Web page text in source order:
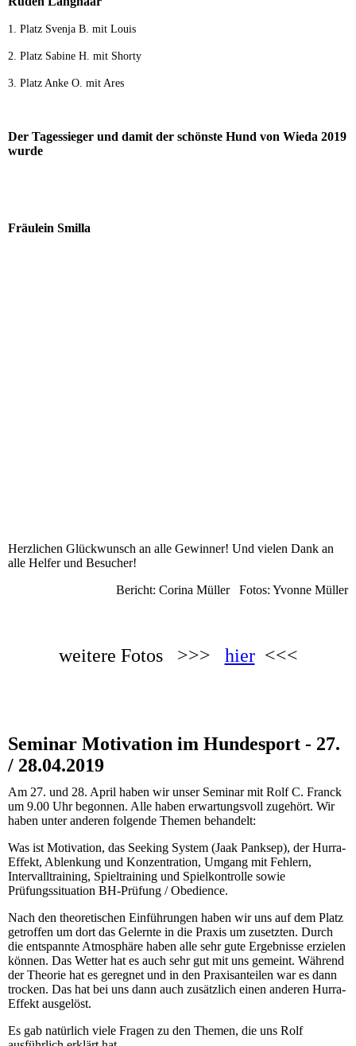
1. Platz Svenja B. mit Louis
2. Platz Sabine H. mit Shorty
3. Platz Anke O. mit Ares
Der Tagessieger und damit der schönste Hund von Wieda 2019
wurde
Fräulein Smilla
Herzlichen Glückwunsch an alle Gewinner! Und vielen Dank an
alle Helfer und Besucher!
Bericht: Corina Müller Fotos: Yvonne Müller
weitere Fotos >>> hier<<<
Seminar Motivation im Hundesport - 27.
/ 28.04.2019
Am 27. und 28. April haben wir unser Seminar mit Rolf C. Franck
um 9.00 Uhr begonnen. Alle haben erwartungsvoll zugehört. Wir
haben unter anderen folgende Themen behandelt:
Was ist Motivation, das Seeking System (Jaak Panksep), der Hurra-
Effekt, Ablenkung und Konzentration, Umgang mit Fehlern,
Intervalltraining, Spieltraining und Spielkontrolle sowie
Prüfungssituation BH-Prüfung / Obedience.
Nach den theoretischen Einführungen haben wir uns auf dem Platz
getroffen um dort das Gelernte in die Praxis um zusetzten. Durch
die entspannte Atmosphäre haben alle sehr gute Ergebnisse erzielen
können. Das Wetter hat es auch sehr gut mit uns gemeint. Während
der Theorie hat es geregnet und in den Praxisanteilen war es dann
trocken. Das hat bei uns dann auch zusätzlich einen anderen Hurra-
Effekt ausgelöst.
Es gab natürlich viele Fragen zu den Themen, die uns Rolf